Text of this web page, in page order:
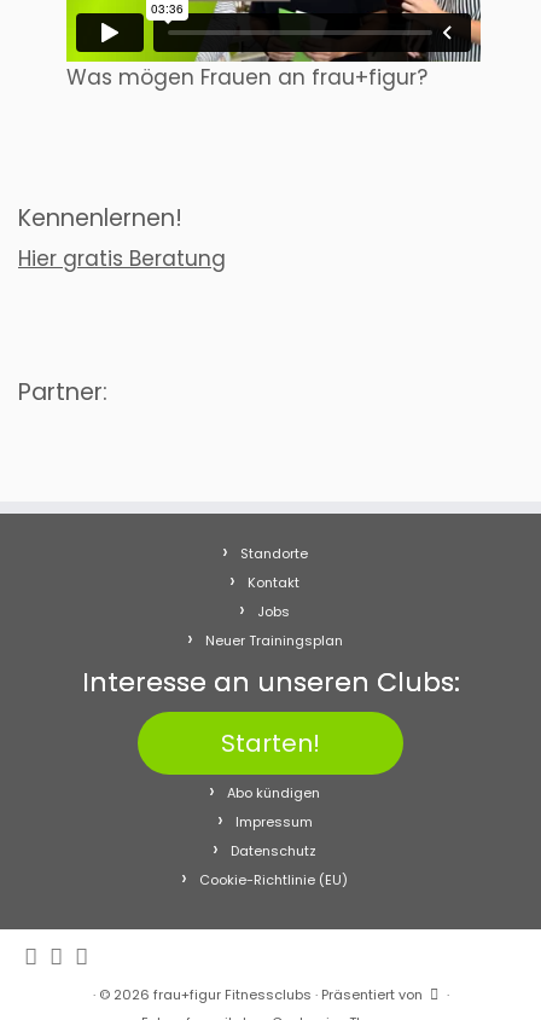
Was mögen Frauen an frau+figur?
Kennenlernen!
Hier gratis Beratung
Partner:
Standorte
Kontakt
Jobs
Neuer Trainingsplan
Interesse an unseren Clubs:
Starten!
Abo kündigen
Impressum
Datenschutz
Cookie-Richtlinie (EU)
· © 2026 frau+figur Fitnessclubs · Präsentiert von
·